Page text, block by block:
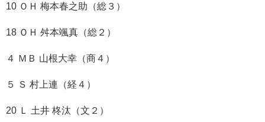
10 ＯＨ 梅本春之助（総３）
18 ＯＨ 舛本颯真（総２）
４ ＭＢ 山根大幸（商４）
５ Ｓ 村上連（経４）
20 Ｌ 土井 柊汰（文２）